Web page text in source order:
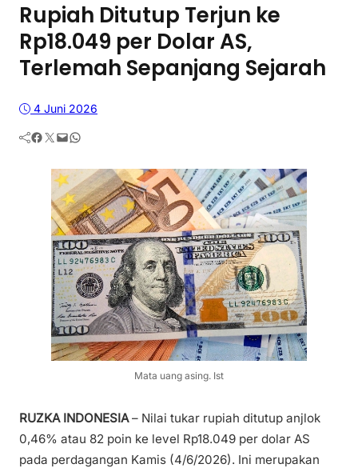
Rupiah Ditutup Terjun ke
Rp18.049 per Dolar AS,
Terlemah Sepanjang Sejarah
4 Juni 2026
Facebook Twitter Mail WhatsApp
Mata uang asing. Ist
RUZKA INDONESIA– Nilai tukar rupiah ditutup anjlok
0,46% atau 82 poin ke level Rp18.049 per dolar AS
pada perdagangan Kamis (4/6/2026). Ini merupakan